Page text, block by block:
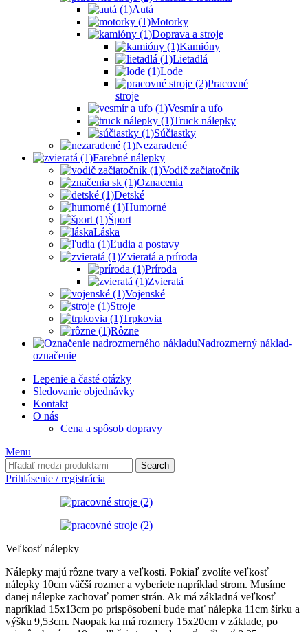
Autá
Motorky
Doprava a stroje
Kamióny
Lietadlá
Lode
Pracovné
stroje
Vesmír a ufo
Truck nálepky
Súčiastky
Nezaradené
Farebné nálepky
Vodič začiatočník
Oznacenia
Detské
Humorné
Šport
Láska
Ľudia a postavy
Zvieratá a príroda
Príroda
Zvieratá
Vojenské
Stroje
Trpkovia
Rôzne
Nadrozmerný náklad-
označenie
Lepenie a časté otázky
Sledovanie objednávky
Kontakt
O nás
Cena a spôsob dopravy
Menu
Search
Prihlásenie / registrácia
Veľkosť nálepky
Nálepky majú rôzne tvary a veľkosti. Pokiaľ zvolíte veľkosť
nálepky 10cm väčší rozmer a vyberiete napríklad strom. Musíme
danej nálepke zachovať pomer strán. Ak má základná veľkosť
napríklad 15x13cm po prispôsobení bude mať nálepka 11cm šírku a
výšku 9,53cm. Naopak ka má rozmery 15x20cm v základe, po